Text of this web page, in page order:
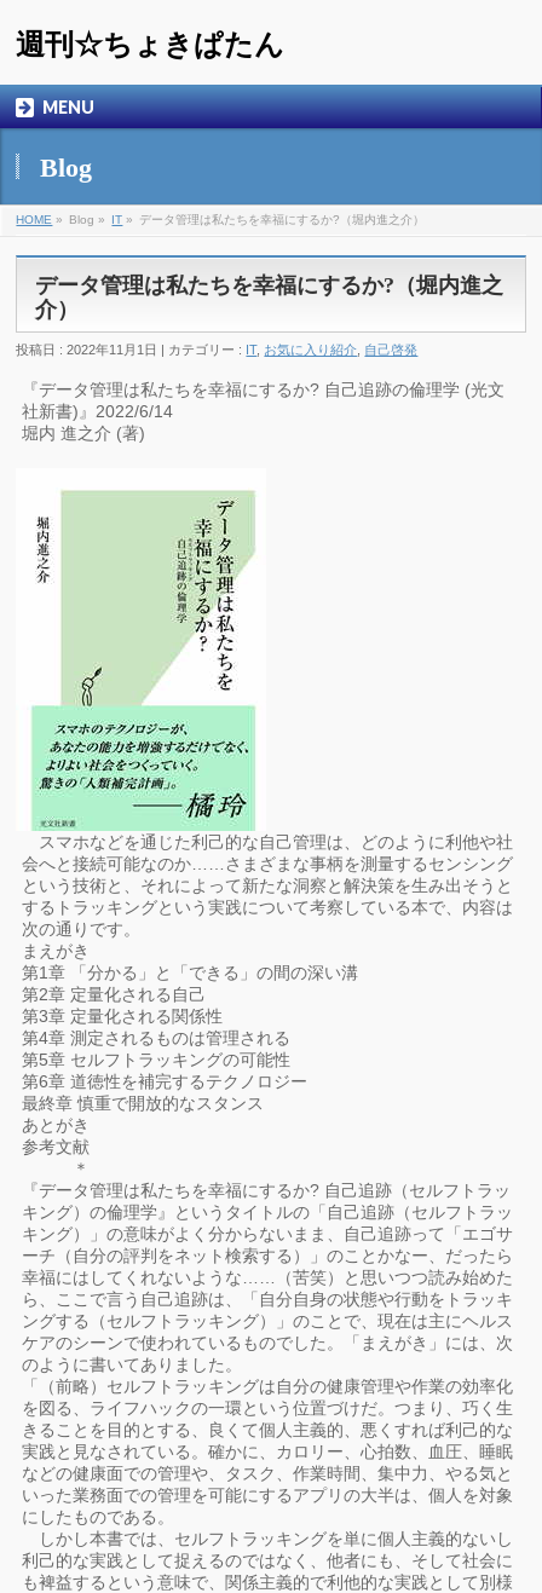
週刊☆ちょきぱたん
MENU
Blog
HOME » Blog » IT » データ管理は私たちを幸福にするか?（堀内進之介）
データ管理は私たちを幸福にするか?（堀内進之
介）
投稿日 : 2022年11月1日 | カテゴリー : IT, お気に入り紹介 自己啓発
『データ管理は私たちを幸福にするか? 自己追跡の倫理学 (光文
社新書)』2022/6/14
堀内 進之介 (著)
スマホなどを通じた利己的な自己管理は、どのように利他や社
会へと接続可能なのか……さまざまな事柄を測量するセンシング
という技術と、それによって新たな洞察と解決策を生み出そうと
するトラッキングという実践について考察している本で、内容は
次の通りです。
まえがき
第1章 「分かる」と「できる」の間の深い溝
第2章 定量化される自己
第3章 定量化される関係性
第4章 測定されるものは管理される
第5章 セルフトラッキングの可能性
第6章 道徳性を補完するテクノロジー
最終章 慎重で開放的なスタンス
あとがき
参考文献
＊
『データ管理は私たちを幸福にするか? 自己追跡（セルフトラッ
キング）の倫理学』というタイトルの「自己追跡（セルフトラッ
キング）」の意味がよく分からないまま、自己追跡って「エゴサ
ーチ（自分の評判をネット検索する）」のことかなー、だったら
幸福にはしてくれないような……（苦笑）と思いつつ読み始めた
ら、ここで言う自己追跡は、「自分自身の状態や行動をトラッキ
ングする（セルフトラッキング）」のことで、現在は主にヘルス
ケアのシーンで使われているものでした。「まえがき」には、次
のように書いてありました。
「（前略）セルフトラッキングは自分の健康管理や作業の効率化
を図る、ライフハックの一環という位置づけだ。つまり、巧く生
きることを目的とする、良くて個人主義的、悪くすれば利己的な
実践と見なされている。確かに、カロリー、心拍数、血圧、睡眠
などの健康面での管理や、タスク、作業時間、集中力、やる気と
いった業務面での管理を可能にするアプリの大半は、個人を対象
にしたものである。
しかし本書では、セルフトラッキングを単に個人主義的ないし
利己的な実践として捉えるのではなく、他者にも、そして社会に
も裨益するという意味で、関係主義的で利他的な実践として別様